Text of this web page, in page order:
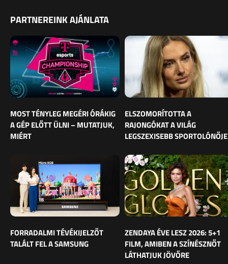
PARTNEREINK AJÁNLATA
MOST TÉNYLEG MEGÉRI ÓRÁKIG
A GÉP ELŐTT ÜLNI – MUTATJUK,
MIÉRT
ELSZOMORÍTOTTA A
RAJONGÓKAT A VILÁG
LEGSZEXISEBB SPORTOLÓNŐJE
FORRADALMI TÉVÉKIJELZŐT
TALÁLT FEL A SAMSUNG
ZENDAYA ÉVE LESZ 2026: 5+1
FILM, AMIBEN A SZÍNÉSZNŐT
LÁTHATJUK JÖVŐRE